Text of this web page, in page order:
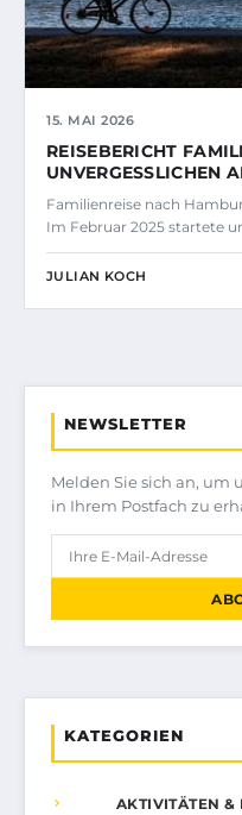
15. MAI 2026
REISEBERICHT
UNVERGESSLICHEN
Familienreise nach
Im Februar 2025 startete
JULIAN KOCH
NEWSLETTER
Melden Sie sich an, um
in Ihrem Postfach zu
KATEGORIEN
AKTIVITÄTEN &